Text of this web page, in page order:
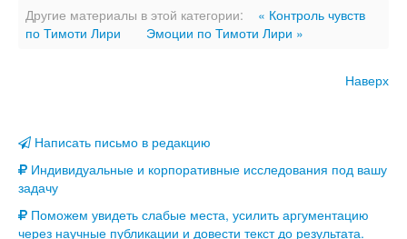
Другие материалы в этой категории:
« Контроль чувств
по Тимоти Лири
Эмоции по Тимоти Лири »
Наверх
Написать письмо в редакцию
Индивидуальные и корпоративные исследования под вашу
задачу
Поможем увидеть слабые места, усилить аргументацию
через научные публикации и довести текст до результата.